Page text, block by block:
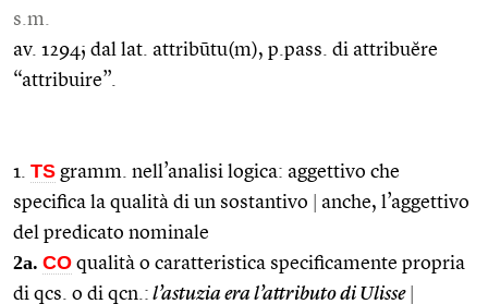
s.m.
av. 1294; dal lat. attribūtu(m), p.pass. di attribuĕre
“attribuire”.
1. TS gramm. nell’analisi logica: aggettivo che
specifica la qualità di un sostantivo
anche, l’aggettivo
del predicato nominale
2a. CO qualità o caratteristica specificamente propria
di qcs. o di qcn.: l’astuzia era l’attributo di Ulisse